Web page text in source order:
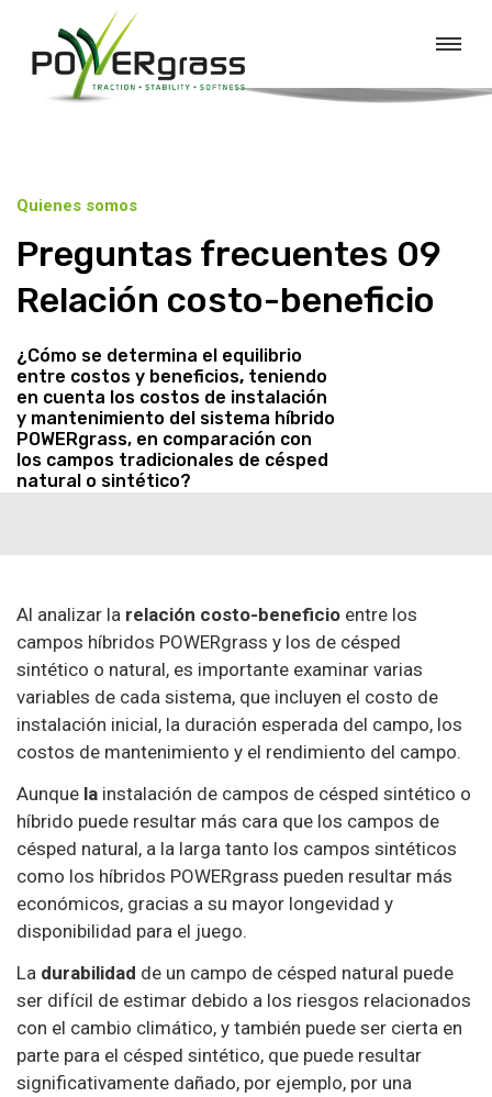
Quienes somos
Preguntas frecuentes 09
Relación costo-beneficio
¿Cómo se determina el equilibrio
entre costos y beneficios, teniendo
en cuenta los costos de instalación
y mantenimiento del sistema híbrido
POWERgrass, en comparación con
los campos tradicionales de césped
natural o sintético?
Al analizar la relación costo-beneficio entre los
campos híbridos POWERgrass y los de césped
sintético o natural, es importante examinar varias
variables de cada sistema, que incluyen el costo de
instalación inicial, la duración esperada del campo, los
costos de mantenimiento y el rendimiento del campo.
Aunque la instalación de campos de césped sintético o
híbrido puede resultar más cara que los campos de
césped natural, a la larga tanto los campos sintéticos
como los híbridos POWERgrass pueden resultar más
económicos, gracias a su mayor longevidad y
disponibilidad para el juego.
La durabilidad de un campo de césped natural puede
ser difícil de estimar debido a los riesgos relacionados
con el cambio climático, y también puede ser cierta en
parte para el césped sintético, que puede resultar
significativamente dañado, por ejemplo, por una